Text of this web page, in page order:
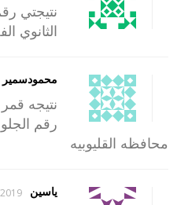
الثانوي
محمودسمير
نتيجه
رقم الجلوس
محافظه القليوبيه
ياسين 15:50